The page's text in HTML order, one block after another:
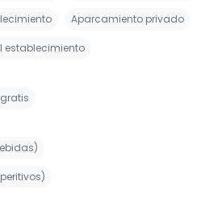
Aparcamiento privado
establecimiento